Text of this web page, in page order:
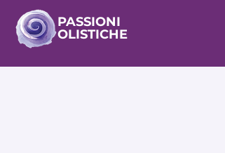
PASSIONI
OLISTICHE